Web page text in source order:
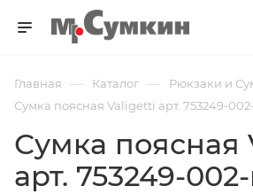
Главная — Каталог — Рюкзаки и
Сумка поясная Valigetti арт. 753249-
Сумка поясная
арт. 753249-